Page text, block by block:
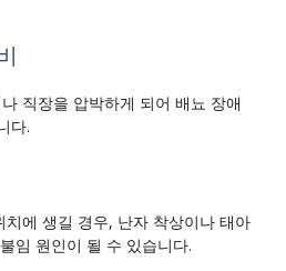
직장을 압박하게 되어 배뇨 장애
다.
에 생길 경우, 난자 착상이나 태아
임 원인이 될 수 있습니다.